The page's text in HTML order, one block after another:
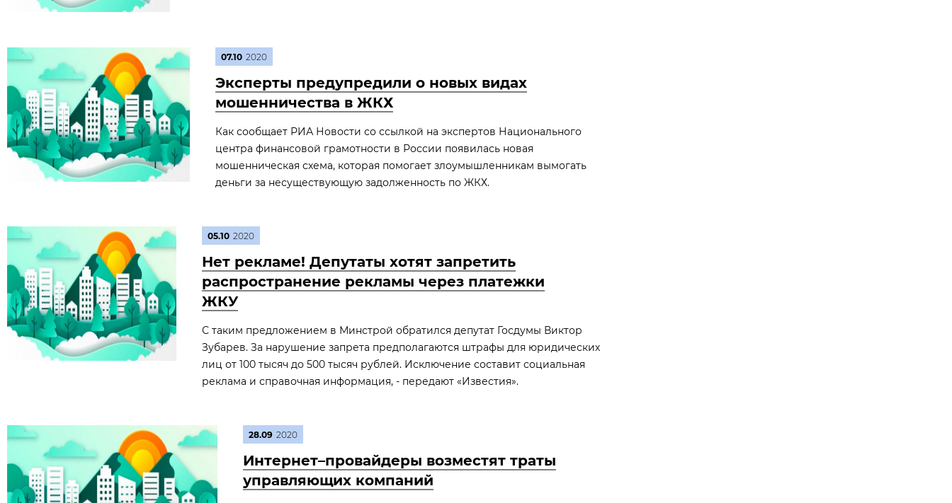
07.10 2020
Эксперты предупредили о новых видах
мошенничества в ЖКХ
Как сообщает РИА Новости со ссылкой на экспертов Национального
центра финансовой грамотности в России появилась новая
мошенническая схема, которая помогает злоумышленникам вымогать
деньги за несуществующую задолженность по ЖКХ.
05.10 2020
Нет рекламе! Депутаты хотят запретить
распространение рекламы через платежки
ЖКУ
С таким предложением в Минстрой обратился депутат Госдумы Виктор
Зубарев. За нарушение запрета предполагаются штрафы для юридических
лиц от 100 тысяч до 500 тысяч рублей. Исключение составит социальная
реклама и справочная информация, - передают «Известия».
28.09 2020
Интернет–провайдеры возместят траты
управляющих компаний